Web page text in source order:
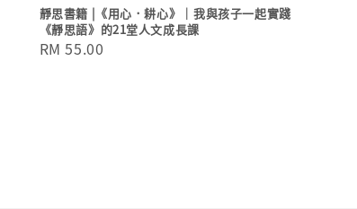
靜思書籍 |《用心．耕心》｜我與孩子一起實踐
《靜思語》的21堂人文成長課
Regular
RM 55.00